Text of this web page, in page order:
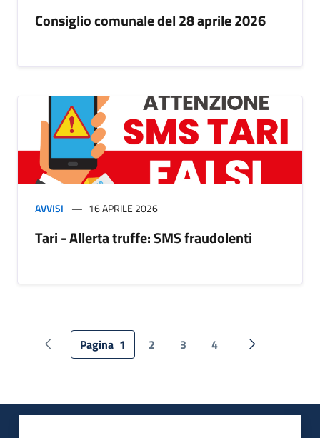
Consiglio comunale del 28 aprile 2026
AVVISI 16 APRILE 2026
Tari - Allerta truffe: SMS fraudolenti
Pagina precedente
Pagina 1 2 3 4 Pagina